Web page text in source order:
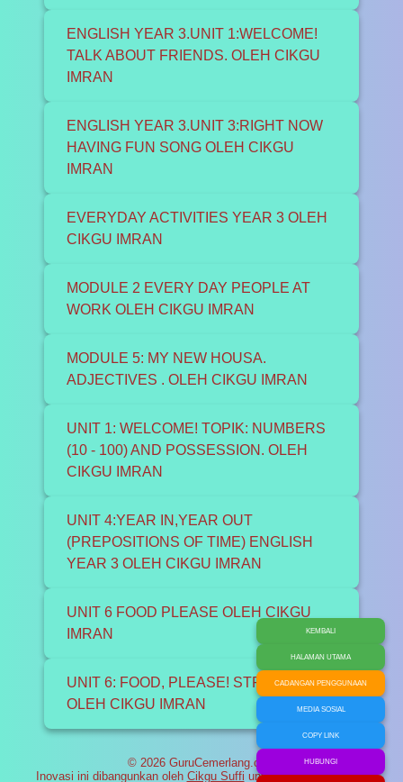
ENGLISH YEAR 3.UNIT 1:WELCOME!
TALK ABOUT FRIENDS. OLEH CIKGU
IMRAN
ENGLISH YEAR 3.UNIT 3:RIGHT NOW
HAVING FUN SONG OLEH CIKGU
IMRAN
EVERYDAY ACTIVITIES YEAR 3 OLEH
CIKGU IMRAN
MODULE 2 EVERY DAY PEOPLE AT
WORK OLEH CIKGU IMRAN
MODULE 5: MY NEW HOUSA.
ADJECTIVES . OLEH CIKGU IMRAN
UNIT 1: WELCOME! TOPIK: NUMBERS
(10 - 100) AND POSSESSION. OLEH
CIKGU IMRAN
UNIT 4:YEAR IN,YEAR OUT
(PREPOSITIONS OF TIME) ENGLISH
YEAR 3 OLEH CIKGU IMRAN
UNIT 6 FOOD PLEASE OLEH CIKGU
IMRAN
UNIT 6: FOOD, PLEASE! STREET FOOD
OLEH CIKGU IMRAN
© 2026 GuruCemerlang.com
Inovasi ini dibangunkan oleh Cikgu Suffi untuk membantu murid
KEMBALI
HALAMAN UTAMA
CADANGAN PENGGUNAAN
MEDIA SOSIAL
COPY LINK
HUBUNGI